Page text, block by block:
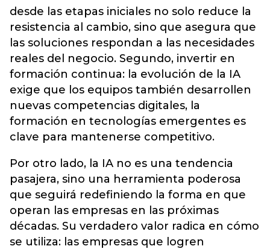
desde las etapas iniciales no solo reduce la
resistencia al cambio, sino que asegura que
las soluciones respondan a las necesidades
reales del negocio. Segundo, invertir en
formación continua: la evolución de la IA
exige que los equipos también desarrollen
nuevas competencias digitales, la
formación en tecnologías emergentes es
clave para mantenerse competitivo.
Por otro lado, la IA no es una tendencia
pasajera, sino una herramienta poderosa
que seguirá redefiniendo la forma en que
operan las empresas en las próximas
décadas. Su verdadero valor radica en cómo
se utiliza: las empresas que logren